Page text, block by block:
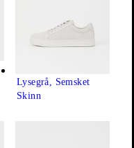
Lysegrå, Semsket
Skinn